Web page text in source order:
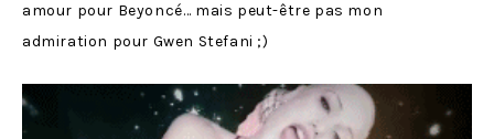
amour pour Beyoncé… mais peut-être pas mon
admiration pour Gwen Stefani ;)